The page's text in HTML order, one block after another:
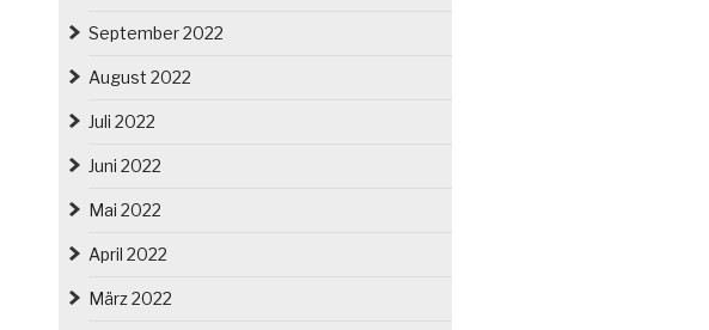
September 2022
August 2022
Juli 2022
Juni 2022
Mai 2022
April 2022
März 2022